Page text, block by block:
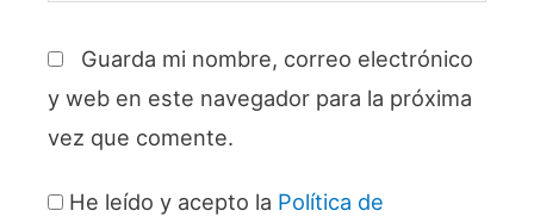
Guarda mi nombre, correo electrónico
y web en este navegador para la próxima
vez que comente.
He leído y acepto la Política de